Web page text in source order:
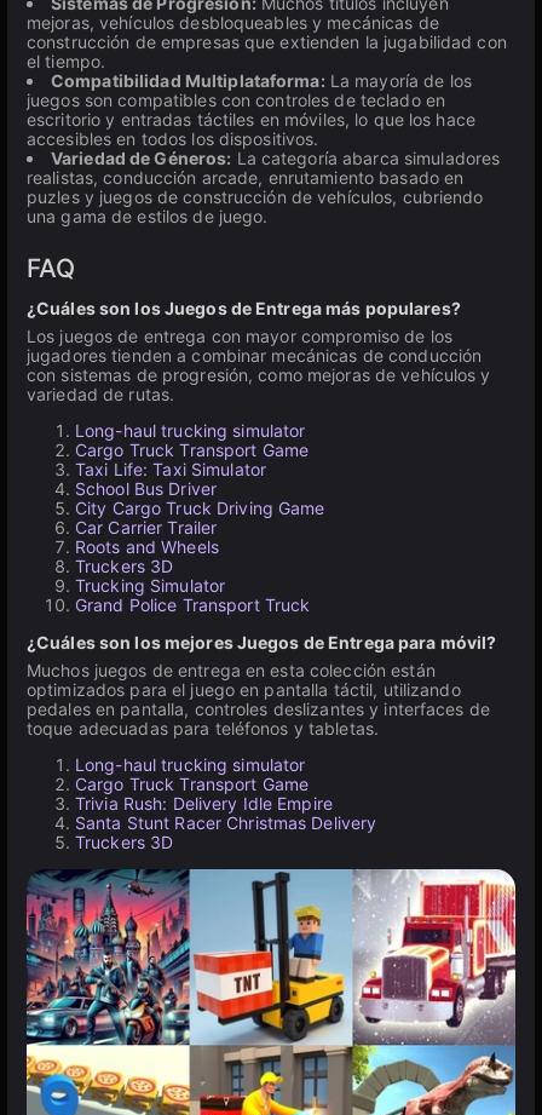
mejoras, vehículos desbloqueables y mecánicas de
construcción de empresas que extienden la jugabilidad con
el tiempo.
Compatibilidad Multiplataforma: La mayoría de los
juegos son compatibles con controles de teclado en
escritorio y entradas táctiles en móviles, lo que los hace
accesibles en todos los dispositivos.
Variedad de Géneros: La categoría abarca simuladores
realistas, conducción arcade, enrutamiento basado en
puzles y juegos de construcción de vehículos, cubriendo
una gama de estilos de juego.
FAQ
¿Cuáles son los Juegos de Entrega más populares?
Los juegos de entrega con mayor compromiso de los
jugadores tienden a combinar mecánicas de conducción
con sistemas de progresión, como mejoras de vehículos y
variedad de rutas.
Long-haul trucking simulator
Cargo Truck Transport Game
Taxi Life: Taxi Simulator
School Bus Driver
City Cargo Truck Driving Game
Car Carrier Trailer
Roots and Wheels
Truckers 3D
Trucking Simulator
Grand Police Transport Truck
¿Cuáles son los mejores Juegos de Entrega para móvil?
Muchos juegos de entrega en esta colección están
optimizados para el juego en pantalla táctil, utilizando
pedales en pantalla, controles deslizantes y interfaces de
toque adecuadas para teléfonos y tabletas.
Long-haul trucking simulator
Cargo Truck Transport Game
Trivia Rush: Delivery Idle Empire
Santa Stunt Racer Christmas Delivery
Truckers 3D